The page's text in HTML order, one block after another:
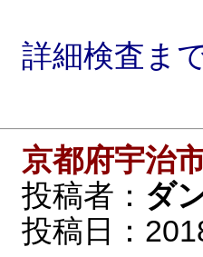
詳細検査ま
京都府宇治
投稿者： ダ
投稿日：